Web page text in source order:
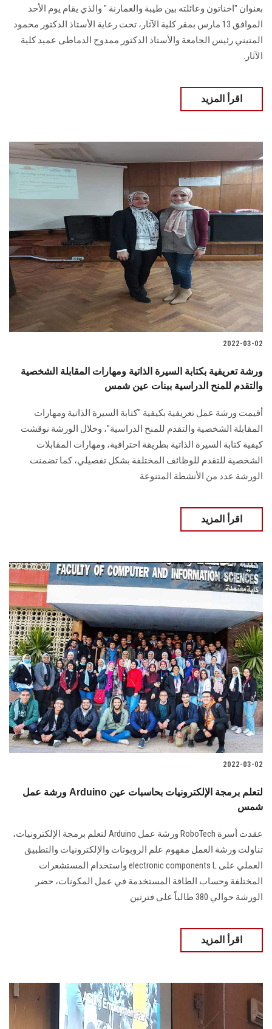
بعنوان "اخناتون وعائلته بين طيبة والعمارنة " والذي يقام يوم الأحد
الموافق 13 مارس بمقر كلية الآثار، تحت رعاية الأستاذ الدكتور محمود
المتيني رئيس الجامعة والأستاذ الدكتور ممدوح الدماطى عميد كلية
الآثار.
اقرأ المزيد
2022-03-02
ورشة تعريفية بكتابة السيرة الذاتية ومهارات المقابلة الشخصية
والتقدم للمنح الدراسية ببنات عين شمس
أقيمت ورشة عمل تعريفية بكيفية "كتابة السيرة الذاتية ومهارات
المقابلة الشخصية والتقدم للمنح الدراسية"، وخلال الورشة نوقشت
كيفية كتابة السيرة الذاتية بطريقة احترافية، ومهارات المقابلات
الشخصية للتقدم للوظائف المختلفة بشكل تفصيلي، كما تضمنت
الورشة عدد من الأنشطة المتنوعة
اقرأ المزيد
2022-03-02
ورشة عمل Arduino لتعلم برمجة الإلكترونيات بحاسبات عين
شمس
عقدت أسرة RoboTech ورشة عمل Arduino لتعلم برمجة الإلكترونيات،
تناولت ورشة العمل مفهوم علم الروبوتات والإلكترونيات والتطبيق
العملي على electronic components L واستخدام المستشعرات
المختلفة وحساب الطاقة المستخدمة في عمل المكونات، حضر
الورشة حوالي 380 طالباً على فترتين
اقرأ المزيد